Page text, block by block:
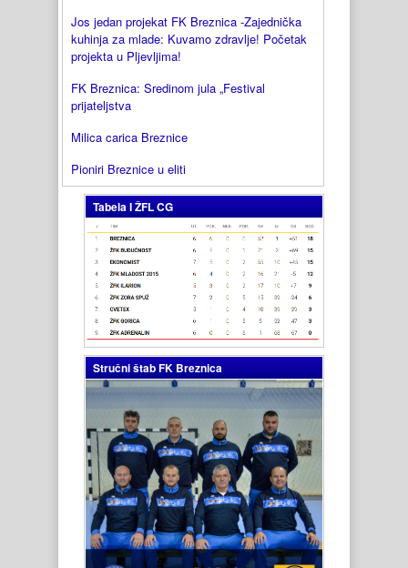
Jos jedan projekat FK Breznica -Zajednička
kuhinja za mlade: Kuvamo zdravlje! Početak
projekta u Pljevljima!
FK Breznica: Sredinom jula „Festival
prijateljstva
Milica carica Breznice
Pioniri Breznice u eliti
Tabela I ŽFL CG
Stručni štab FK Breznica